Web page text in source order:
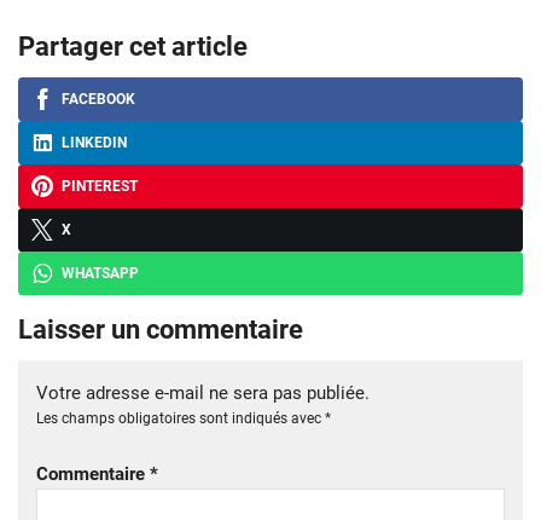
Partager cet article
FACEBOOK
LINKEDIN
PINTEREST
X
WHATSAPP
Laisser un commentaire
Votre adresse e-mail ne sera pas publiée.
Les champs obligatoires sont indiqués avec *
Commentaire *